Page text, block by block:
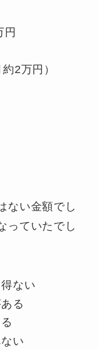
円
2万円）
ない金額でし
っていたでし
ない
る
い